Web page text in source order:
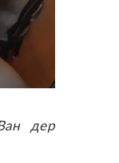
дер